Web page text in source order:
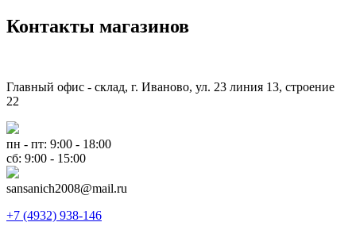
Контакты магазинов
Главный офис - склад, г. Иваново, ул. 23 линия 13, строение
22
пн - пт: 9:00 - 18:00
сб: 9:00 - 15:00
sansanich2008@mail.ru
+7 (4932) 938-146